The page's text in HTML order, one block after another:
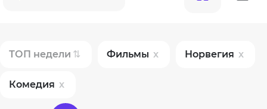
ТОП недели Фильмы Норвегия
Комедия